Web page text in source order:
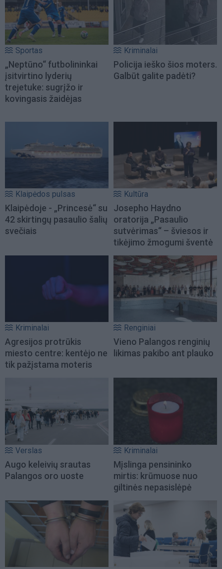
Sportas
„Neptūno“ futbolininkai
įsitvirtino lyderių
trejetuke: sugrįžo ir
kovingasis žaidėjas
Kriminalai
Policija ieško šios moters.
Galbūt galite padėti?
Klaipėdos pulsas
Klaipėdoje - „Princesė“ su
42 skirtingų pasaulio šalių
svečiais
Kultūra
Josepho Haydno
oratorija „Pasaulio
sutvėrimas“ – šviesos ir
tikėjimo žmogumi šventė
Kriminalai
Agresijos protrūkis
miesto centre: kentėjo ne
tik pažįstama moteris
Renginiai
Vieno Palangos renginių
likimas pakibo ant plauko
Verslas
Augo keleivių srautas
Palangos oro uoste
Kriminalai
Mįslinga pensininko
mirtis: krūmuose nuo
giltinės nepasislėpė